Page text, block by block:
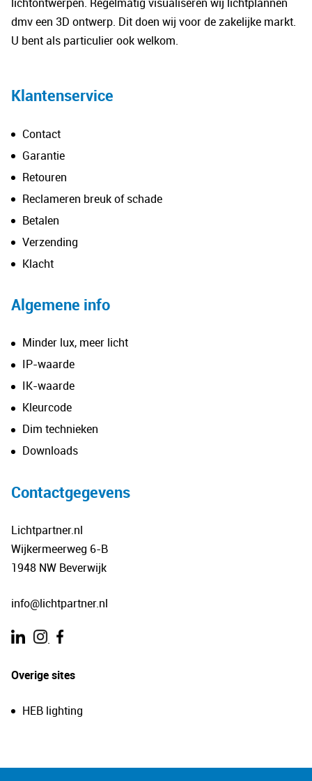
dmv een 3D ontwerp. Dit doen wij voor de zakelijke markt.
U bent als particulier ook welkom.
Klantenservice
Contact
Garantie
Retouren
Reclameren breuk of schade
Betalen
Verzending
Klacht
Algemene info
Minder lux, meer licht
IP-waarde
IK-waarde
Kleurcode
Dim technieken
Downloads
Contactgegevens
Lichtpartner.nl
Wijkermeerweg 6-B
1948 NW Beverwijk
info@lichtpartner.nl
.
Overige sites
HEB lighting